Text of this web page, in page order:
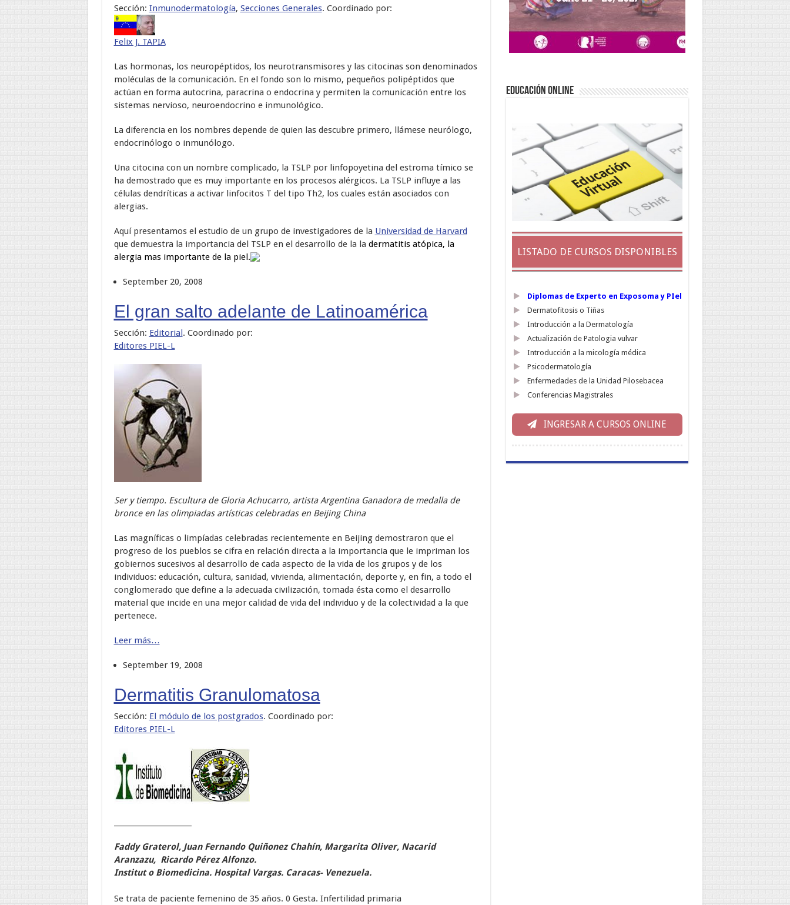
Sección: Inmunodermatología, Secciones Generales. Coordinado por:
Felix J. TAPIA
Las hormonas, los neuropéptidos, los neurotransmisores y las citocinas son denominados
moléculas de la comunicación. En el fondo son lo mismo, pequeños polipéptidos que
actúan en forma autocrina, paracrina o endocrina y permiten la comunicación entre los
sistemas nervioso, neuroendocrino e inmunológico.
La diferencia en los nombres depende de quien las descubre primero, llámese neurólogo,
endocrinólogo o inmunólogo.
Una citocina con un nombre complicado, la TSLP por linfopoyetina del estroma tímico se
ha demostrado que es muy importante en los procesos alérgicos. La TSLP influye a las
células dendríticas a activar linfocitos T del tipo Th2, los cuales están asociados con
alergias.
Aquí presentamos el estudio de un grupo de investigadores de la Universidad de Harvard
que demuestra la importancia del TSLP en el desarrollo de la la dermatitis atópica, la
alergia mas importante de la piel.
September 20, 2008
El gran salto adelante de Latinoamérica
Sección: Editorial. Coordinado por:
Editores PIEL-L
Ser y tiempo. Escultura de Gloria Achucarro, artista Argentina Ganadora de medalla de
bronce en las olimpiadas artísticas celebradas en Beijing China
Las magníficas o limpíadas celebradas recientemente en Beijing demostraron que el
progreso de los pueblos se cifra en relación directa a la importancia que le impriman los
gobiernos sucesivos al desarrollo de cada aspecto de la vida de los grupos y de los
individuos: educación, cultura, sanidad, vivienda, alimentación, deporte y, en fin, a todo el
conglomerado que define a la adecuada civilización, tomada ésta como el desarrollo
material que incide en una mejor calidad de vida del individuo y de la colectividad a la que
pertenece.
Leer más…
September 19, 2008
Dermatitis Granulomatosa
Sección: El módulo de los postgrados. Coordinado por:
Editores PIEL-L
Faddy Graterol, Juan Fernando Quiñonez Chahín, Margarita Oliver, Nacarid
Aranzazu, Ricardo Pérez Alfonzo.
Institut o Biomedicina. Hospital Vargas. Caracas- Venezuela.
Se trata de paciente femenino de 35 años. 0 Gesta. Infertilidad primaria
EDUCACIÓN ONLINE
LISTADO DE CURSOS DISPONIBLES
Diplomas de Experto en Exposoma y PIel
Dermatofitosis o Tiñas
Introducción a la Dermatología
Actualización de Patologia vulvar
Introducción a la micología médica
Psicodermatología
Enfermedades de la Unidad Pilosebacea
Conferencias Magistrales
INGRESAR A CURSOS ONLINE